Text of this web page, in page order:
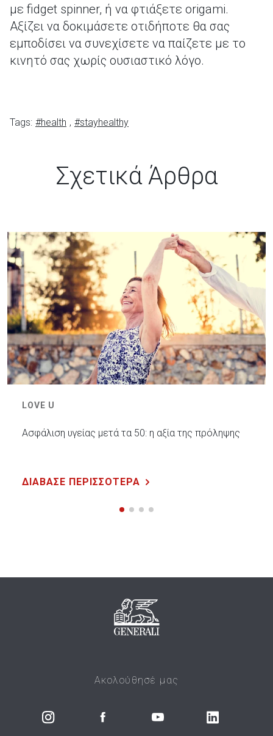
με fidget spinner, ή να φτιάξετε origami.
Αξίζει να δοκιμάσετε οτιδήποτε θα σας
εμποδίσει να συνεχίσετε να παίζετε με το
κινητό σας χωρίς ουσιαστικό λόγο.
Tags: #health , #stayhealthy
Σχετικά Άρθρα
LOVE U
Ασφάλιση υγείας μετά τα 50: η αξία της πρόληψης
ΔΙΑΒΑΣΕ ΠΕΡΙΣΣΟΤΕΡΑ
Ακολούθησέ μας